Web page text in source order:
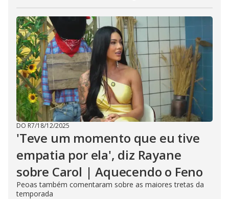
DO R7/18/12/2025
'Teve um momento que eu tive
empatia por ela', diz Rayane
sobre Carol | Aquecendo o Feno
Peoas também comentaram sobre as maiores tretas da
temporada